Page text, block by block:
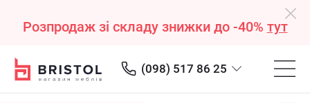
Розпродаж зі складу знижки до -40% тут
(098) 517 86 25